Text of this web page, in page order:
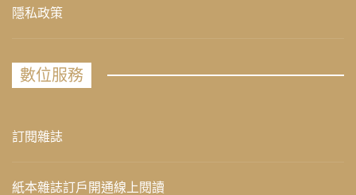
隱私政策
數位服務
訂閱雜誌
紙本雜誌訂戶開通線上閱讀